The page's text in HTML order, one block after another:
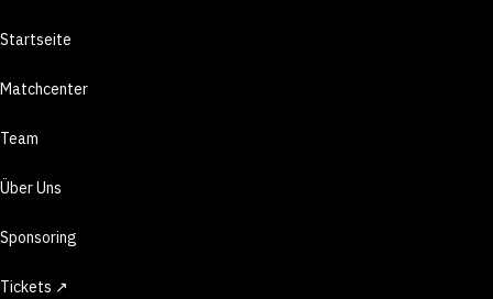
Startseite
Matchcenter
Team
Über Uns
Sponsoring
Tickets ↗